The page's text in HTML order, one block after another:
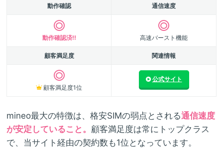
動作確認 通信速度
動作確認済!! 高速バースト機能
顧客満足度 関連情報
顧客満足度1位
公式サイト
mineo最大の特徴は、格安SIMの弱点とされる通信速度
が安定していること。 顧客満足度は常にトップクラス
で、当サイト経由の契約数も1位となっています。